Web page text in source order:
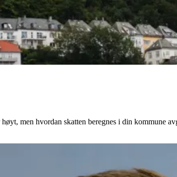
men hvordan skatten beregnes i din kommune